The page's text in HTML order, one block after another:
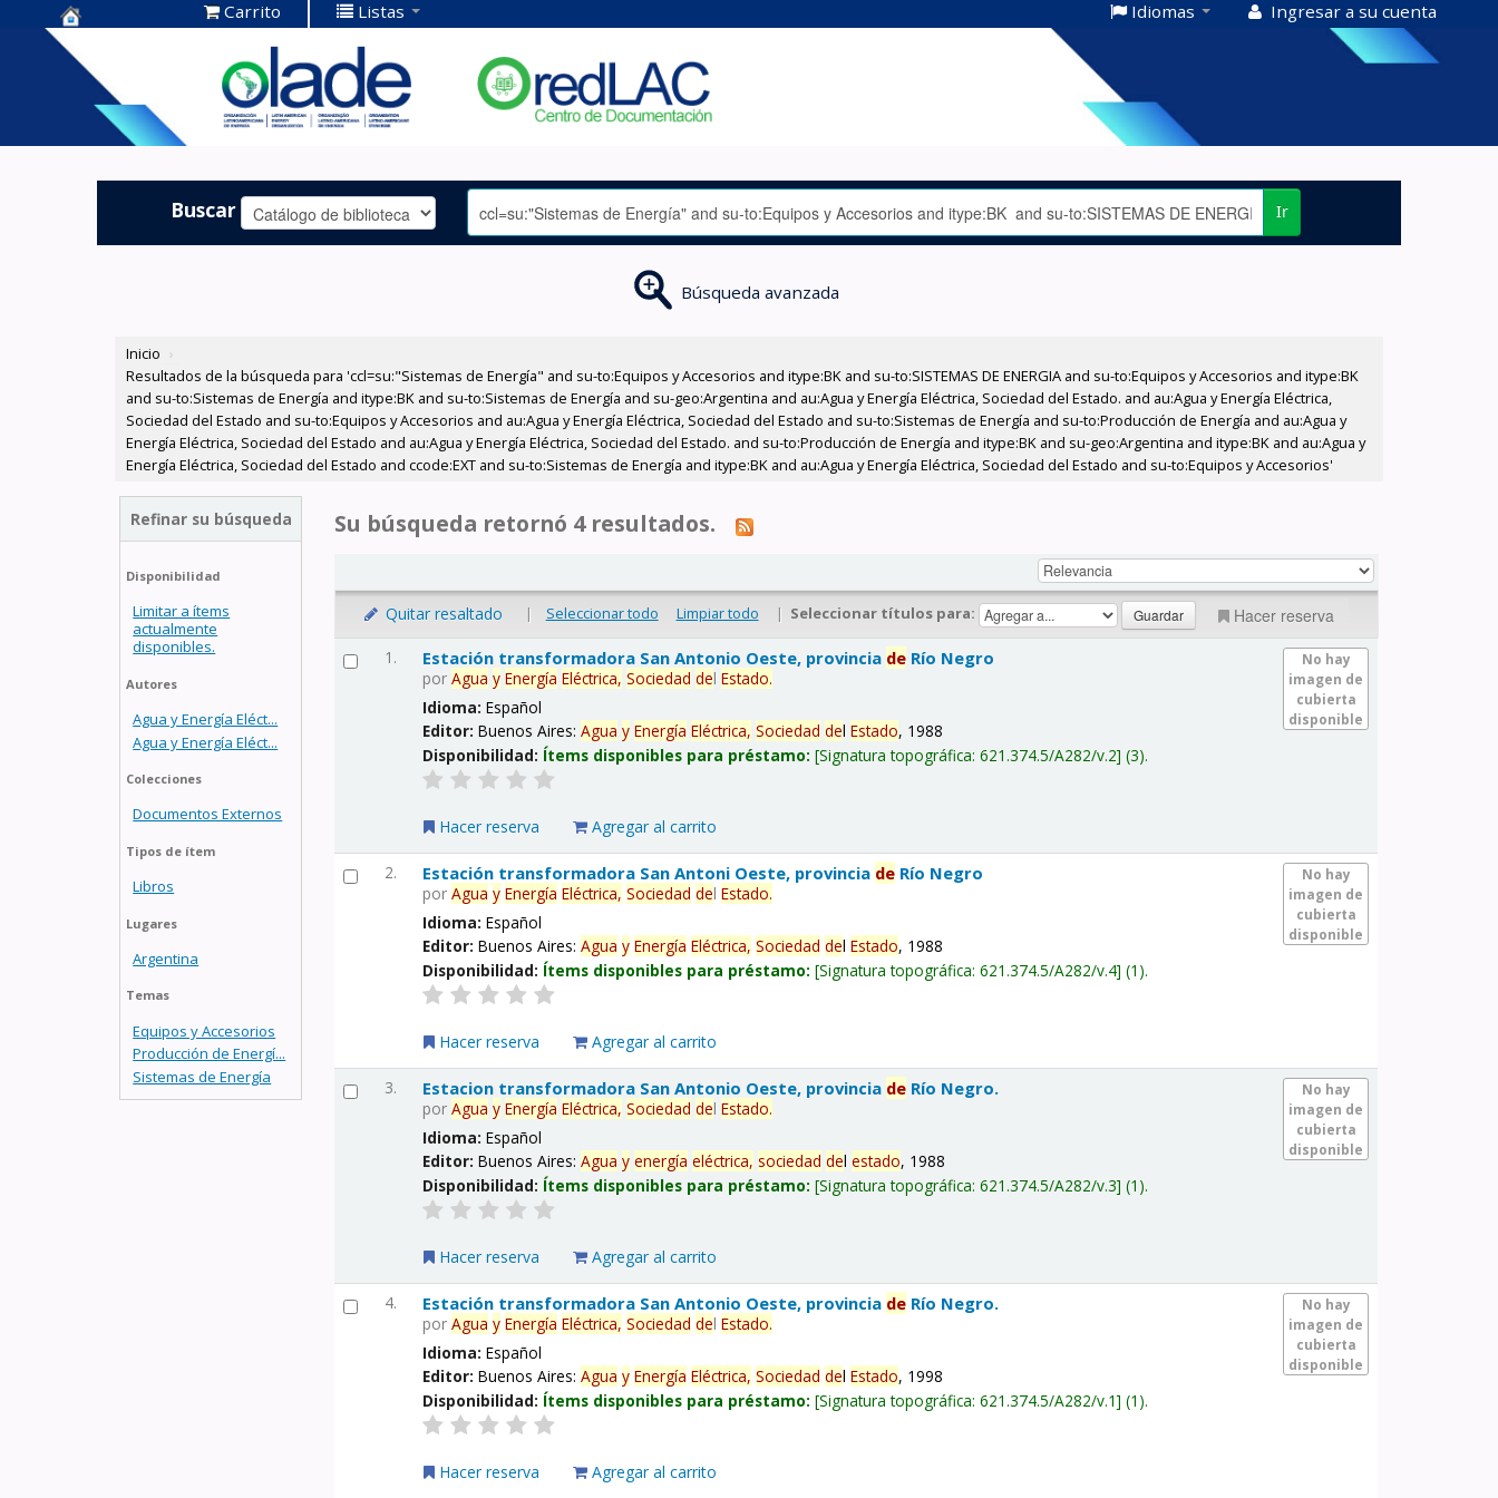
Centro de
Documentación
OLADE -
Carrito Listas Idiomas Ingresar a su cuenta
Buscar Ir
Búsqueda avanzada
Inicio ›
Resultados de la búsqueda para 'ccl=su:"Sistemas de Energía" and su-to:Equipos y Accesorios and itype:BK and su-to:SISTEMAS DE ENERGIA and su-to:Equipos y Accesorios and itype:BK
and su-to:Sistemas de Energía and itype:BK and su-to:Sistemas de Energía and su-geo:Argentina and au:Agua y Energía Eléctrica, Sociedad del Estado. and au:Agua y Energía Eléctrica,
Sociedad del Estado and su-to:Equipos y Accesorios and au:Agua y Energía Eléctrica, Sociedad del Estado and su-to:Sistemas de Energía and su-to:Producción de Energía and au:Agua y
Energía Eléctrica, Sociedad del Estado and au:Agua y Energía Eléctrica, Sociedad del Estado. and su-to:Producción de Energía and itype:BK and su-geo:Argentina and itype:BK and au:Agua y
Energía Eléctrica, Sociedad del Estado and ccode:EXT and su-to:Sistemas de Energía and itype:BK and au:Agua y Energía Eléctrica, Sociedad del Estado and su-to:Equipos y Accesorios'
Refinar su búsqueda
Disponibilidad
Limitar a ítems
actualmente
disponibles.
Autores
Agua y Energía Eléct...
Agua y Energía Eléct...
Colecciones
Documentos Externos
Tipos de ítem
Libros
Lugares
Argentina
Temas
Equipos y Accesorios
Producción de Energí...
Sistemas de Energía
Su búsqueda retornó 4 resultados.
Quitar resaltado | Seleccionar todo Limpiar todo | Seleccionar títulos para: Hacer reserva
1.
No hay
imagen de
cubierta
disponible
Estación transformadora San Antonio Oeste, provincia de Río Negro
porAgua y Energía Eléctrica, Sociedad delEstado.
Idioma:Español
Editor:Buenos Aires:Agua y Energía Eléctrica, Sociedad delEstado, 1988
Disponibilidad: Ítems disponibles para préstamo: Signatura topográfica:621.374.5/A282/v.2 (3).
Hacer reserva Agregar al carrito
2.
No hay
imagen de
cubierta
disponible
Estación transformadora San Antoni Oeste, provincia de Río Negro
porAgua y Energía Eléctrica, Sociedad delEstado.
Idioma:Español
Editor:Buenos Aires:Agua y Energía Eléctrica, Sociedad delEstado, 1988
Disponibilidad: Ítems disponibles para préstamo: Signatura topográfica:621.374.5/A282/v.4 (1).
Hacer reserva Agregar al carrito
3.
No hay
imagen de
cubierta
disponible
Estacion transformadora San Antonio Oeste, provincia de Río Negro.
porAgua y Energía Eléctrica, Sociedad delEstado.
Idioma:Español
Editor:Buenos Aires:Agua y energía eléctrica, sociedad delestado, 1988
Disponibilidad: Ítems disponibles para préstamo: Signatura topográfica:621.374.5/A282/v.3 (1).
Hacer reserva Agregar al carrito
4.
No hay
imagen de
cubierta
disponible
Estación transformadora San Antonio Oeste, provincia de Río Negro.
porAgua y Energía Eléctrica, Sociedad delEstado.
Idioma:Español
Editor:Buenos Aires:Agua y Energía Eléctrica, Sociedad delEstado, 1998
Disponibilidad: Ítems disponibles para préstamo: Signatura topográfica:621.374.5/A282/v.1 (1).
Hacer reserva Agregar al carrito